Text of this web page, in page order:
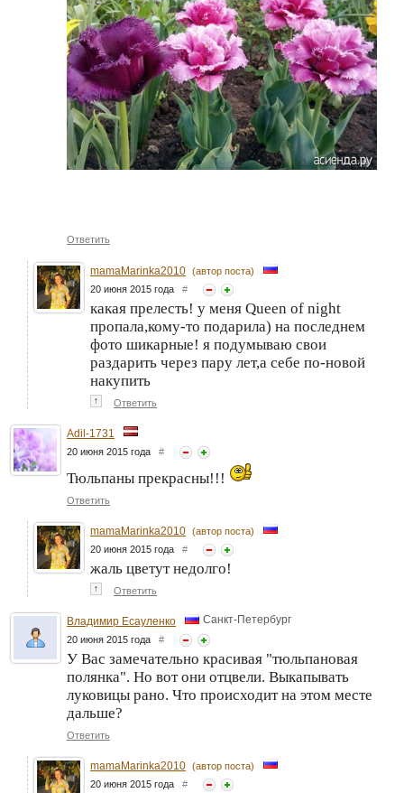
Ответить
mamaMarinka2010 (автор поста)
20 июня 2015 года #
какая прелесть! у меня Queen оf night
пропала,кому-то подарила) на последнем
фото шикарные! я подумываю свои
раздарить через пару лет,а себе по-новой
накупить
↑ Ответить
Adil-1731
20 июня 2015 года #
Тюльпаны прекрасны!!!
Ответить
mamaMarinka2010 (автор поста)
20 июня 2015 года #
жаль цветут недолго!
↑ Ответить
Владимир Есауленко Санкт-Петербург
20 июня 2015 года #
У Вас замечательно красивая "тюльпановая
полянка". Но вот они отцвели. Выкапывать
луковицы рано. Что происходит на этом месте
дальше?
Ответить
mamaMarinka2010 (автор поста)
20 июня 2015 года #